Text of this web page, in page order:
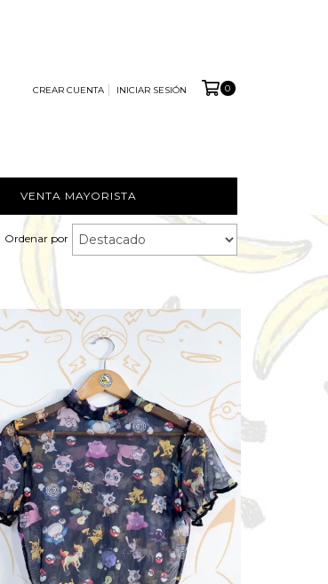
CREAR CUENTA INICIAR SESIÓN 0
VENTA MAYORISTA
Ordenar por